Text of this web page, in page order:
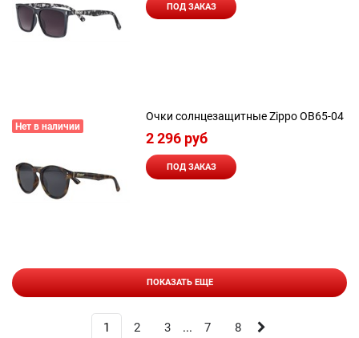
ПОД ЗАКАЗ
Нет в наличии
Очки солнцезащитные Zippo OB65-04
2 296 руб
ПОД ЗАКАЗ
ПОКАЗАТЬ ЕЩЕ
1 2 3 ... 7 8